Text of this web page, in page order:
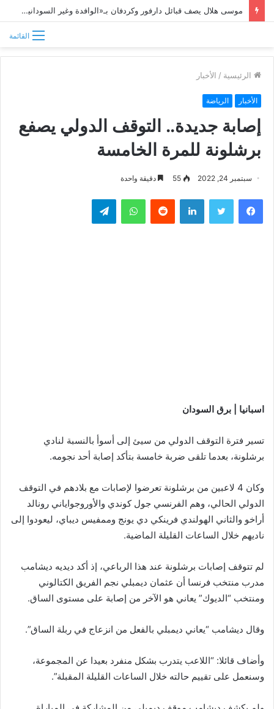
موسى هلال يصف قبائل دارفور وكردفان بـ«الوافدة وغير السودانية»
القائمة
الرئيسية / الأخبار
الأخبار الرياضة
إصابة جديدة.. التوقف الدولي يصفع
برشلونة للمرة الخامسة
سبتمبر 24, 2022 55 دقيقة واحدة
فيسبوك تويتر لينكدإن واتساب تيلقرام
اسبانيا | برق السودان
تسير فترة التوقف الدولي من سيئ إلى أسوأ بالنسبة لنادي
برشلونة، بعدما تلقى ضربة خامسة بتأكد إصابة أحد نجومه.
وكان 4 لاعبين من برشلونة تعرضوا لإصابات مع بلادهم في التوقف
الدولي الحالي، وهم الفرنسي جول كوندي والأوروجواياني رونالد
أراخو والثاني الهولندي فرينكي دي يونج وممفيس ديباي، ليعودوا إلى
ناديهم خلال الساعات القليلة الماضية.
لم تتوقف إصابات برشلونة عند هذا الرباعي، إذ أكد ديديه ديشامب
مدرب منتخب فرنسا أن عثمان ديمبلي نجم الفريق الكتالوني
ومنتخب “الديوك” يعاني هو الآخر من إصابة على مستوى الساق.
وقال ديشامب “يعاني ديمبلي بالفعل من انزعاج في ربلة الساق”.
وأضاف قائلا: “اللاعب يتدرب بشكل منفرد بعيدا عن المجموعة،
وسنعمل على تقييم حالته خلال الساعات القليلة المقبلة”.